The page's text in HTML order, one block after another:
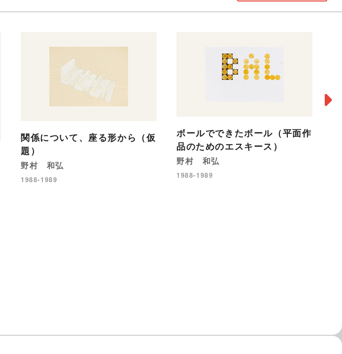
関係について、座る形から（仮
題）
野村 和弘
1988-1989
ボールでできたボール（平面作
品のためのエスキース）
野村 和弘
1988-1989